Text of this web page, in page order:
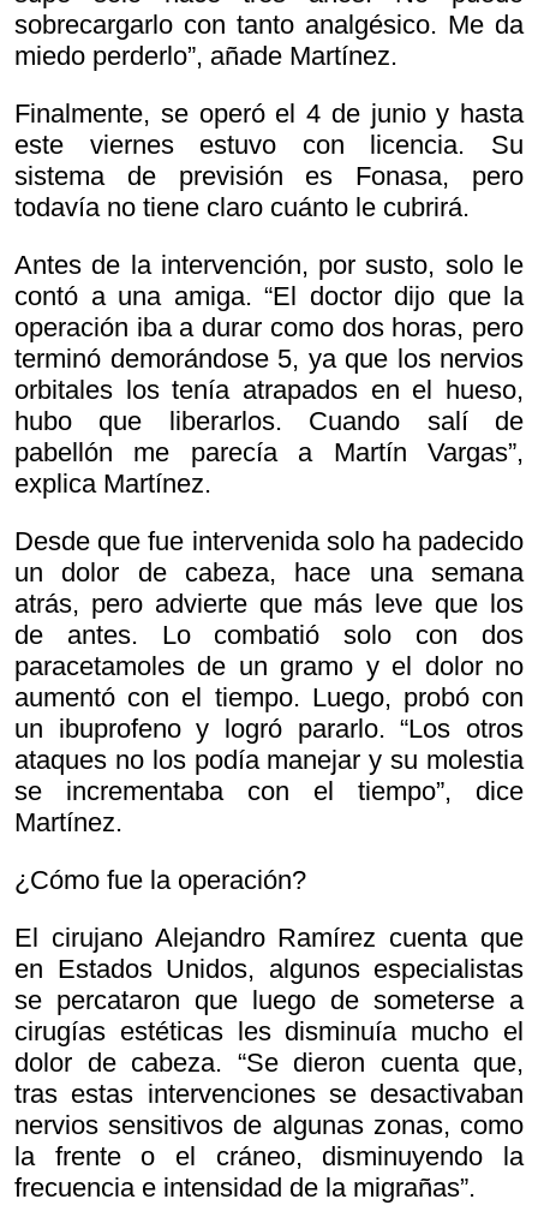
sobrecargarlo con tanto analgésico. Me da
miedo perderlo”, añade Martínez.
Finalmente, se operó el 4 de junio y hasta
este viernes estuvo con licencia. Su
sistema de previsión es Fonasa, pero
todavía no tiene claro cuánto le cubrirá.
Antes de la intervención, por susto, solo le
contó a una amiga. “El doctor dijo que la
operación iba a durar como dos horas, pero
terminó demorándose 5, ya que los nervios
orbitales los tenía atrapados en el hueso,
hubo que liberarlos. Cuando salí de
pabellón me parecía a Martín Vargas”,
explica Martínez.
Desde que fue intervenida solo ha padecido
un dolor de cabeza, hace una semana
atrás, pero advierte que más leve que los
de antes. Lo combatió solo con dos
paracetamoles de un gramo y el dolor no
aumentó con el tiempo. Luego, probó con
un ibuprofeno y logró pararlo. “Los otros
ataques no los podía manejar y su molestia
se incrementaba con el tiempo”, dice
Martínez.
¿Cómo fue la operación?
El cirujano Alejandro Ramírez cuenta que
en Estados Unidos, algunos especialistas
se percataron que luego de someterse a
cirugías estéticas les disminuía mucho el
dolor de cabeza. “Se dieron cuenta que,
tras estas intervenciones se desactivaban
nervios sensitivos de algunas zonas, como
la frente o el cráneo, disminuyendo la
frecuencia e intensidad de la migrañas”.